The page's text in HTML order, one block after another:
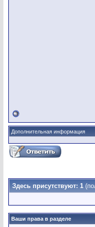
Дополнительная информация
Здесь присутствуют: 1
Ваши права в разделе